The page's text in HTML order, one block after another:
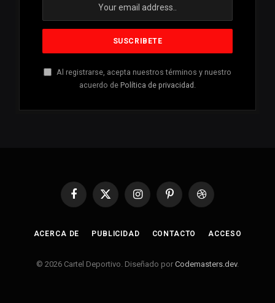
Al registrarse, acepta nuestros términos y nuestro
acuerdo de Política de privacidad
Facebook
X
InstagramPinterestDribbble
ACERCA DE PUBLICIDAD CONTACTO ACCESO
© 2026 Cartel Deportivo. Diseñado por Codemasters.dev.